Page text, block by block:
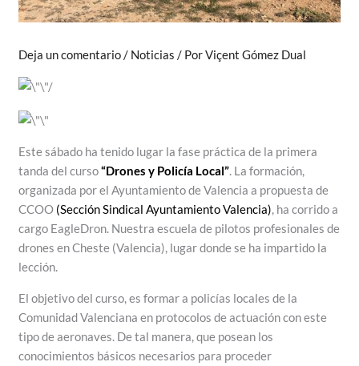
Deja un comentario/ Noticias / PorViçent Gómez Dual
Este sábado ha tenido lugar la fase práctica de la primera
tanda del curso“Drones y Policía Local” . La formación,
organizada por el Ayuntamiento de Valencia a propuesta de
CCOO (Sección Sindical Ayuntamiento Valencia) , ha corrido a
cargo EagleDron. Nuestra escuela de pilotos profesionales de
drones en Cheste (Valencia), lugar donde se ha impartido la
lección.
El objetivo del curso, es formar a policías locales de la
Comunidad Valenciana en protocolos de actuación con este
tipo de aeronaves. De tal manera, que posean los
conocimientos básicos necesarios para proceder